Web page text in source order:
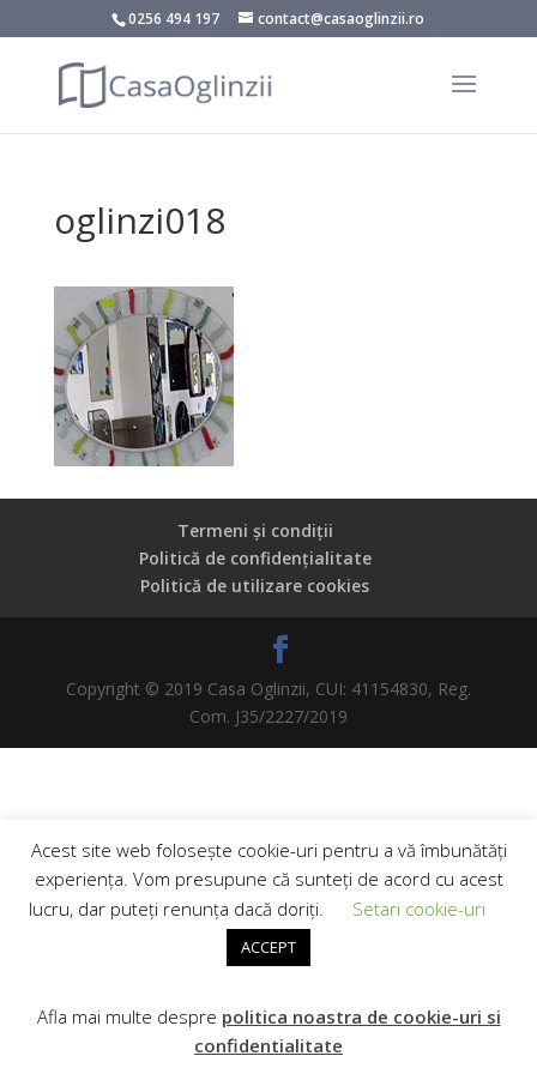
0256 494 197 contact@casaoglinzii.ro
oglinzi018
Termeni și condiții
Politică de confidențialitate
Politică de utilizare cookies
Copyright © 2019 Casa Oglinzii, CUI: 41154830, Reg.
Com. J35/2227/2019
Acest site web folosește cookie-uri pentru a vă îmbunătăți
experiența. Vom presupune că sunteți de acord cu acest
lucru, dar puteți renunța dacă doriți.
Setari cookie-uri
ACCEPT
Afla mai multe despre politica noastra de cookie-uri si
confidentialitate